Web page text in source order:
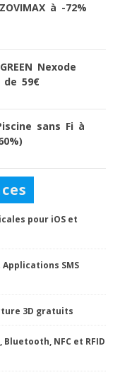
à -72%
Nexode
59€
sans Fi à
pour iOS et
SMS
3D gratuits
NFC et RFID